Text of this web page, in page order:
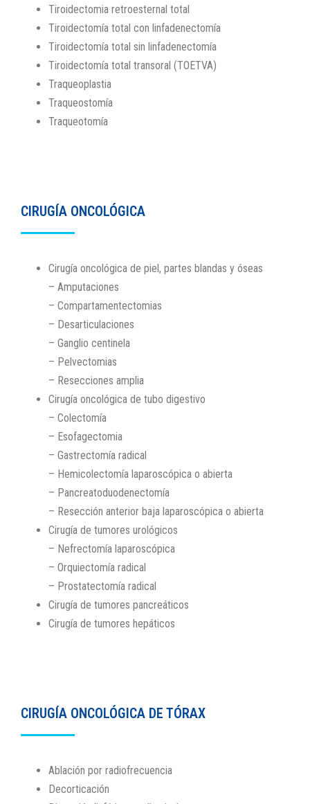
Tiroidectomia retroesternal total
Tiroidectomía total con linfadenectomía
Tiroidectomía total sin linfadenectomía
Tiroidectomía total transoral (TOETVA)
Traqueoplastia
Traqueostomía
Traqueotomía
CIRUGÍA ONCOLÓGICA
Cirugía oncológica de piel, partes blandas y óseas
– Amputaciones
– Compartamentectomias
– Desarticulaciones
– Ganglio centinela
– Pelvectomias
– Resecciones amplia
Cirugía oncológica de tubo digestivo
– Colectomía
– Esofagectomia
– Gastrectomía radical
– Hemicolectomía laparoscópica o abierta
– Pancreatoduodenectomía
– Resección anterior baja laparoscópica o abierta
Cirugía de tumores urológicos
– Nefrectomía laparoscópica
– Orquiectomía radical
– Prostatectomía radical
Cirugía de tumores pancreáticos
Cirugía de tumores hepáticos
CIRUGÍA ONCOLÓGICA DE TÓRAX
Ablación por radiofrecuencia
Decorticación